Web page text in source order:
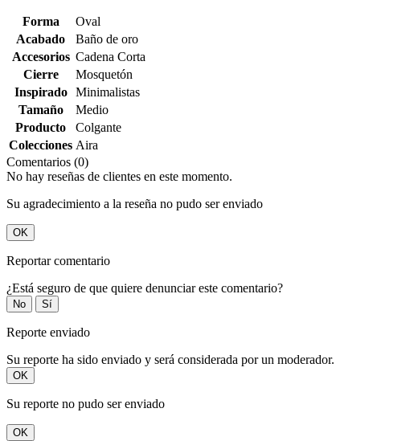
Forma
Oval
Acabado
Baño de oro
Accesorios Cadena Corta
Cierre
Mosquetón
Inspirado
Minimalistas
Tamaño
Medio
Producto
Colgante
Colecciones Aira
Comentarios (0)
No hay reseñas de clientes en este momento.
Su agradecimiento a la reseña no pudo ser enviado
OK
Reportar comentario
¿Está seguro de que quiere denunciar este comentario?
No Sí
Reporte enviado
Su reporte ha sido enviado y será considerada por un moderador.
OK
Su reporte no pudo ser enviado
OK